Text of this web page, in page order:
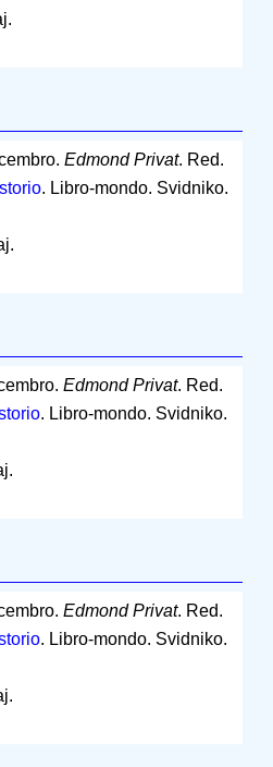
Edmond Privat. Red.
. Libro-mondo. Svidniko.
Edmond Privat. Red.
. Libro-mondo. Svidniko.
Edmond Privat. Red.
. Libro-mondo. Svidniko.